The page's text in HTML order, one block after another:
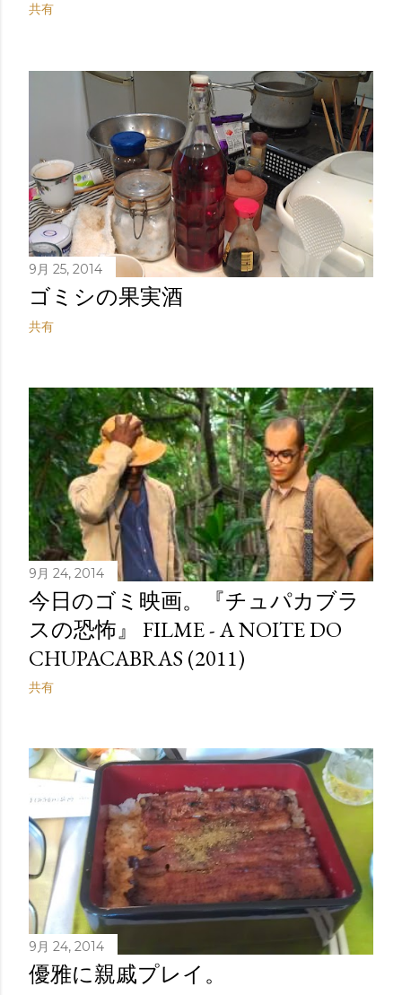
共有
9月 25, 2014
ゴミシの果実酒
共有
9月 24, 2014
今日のゴミ映画。『チュパカブラ
スの恐怖』 FILME - A NOITE DO
CHUPACABRAS (2011)
共有
9月 24, 2014
優雅に親戚プレイ。